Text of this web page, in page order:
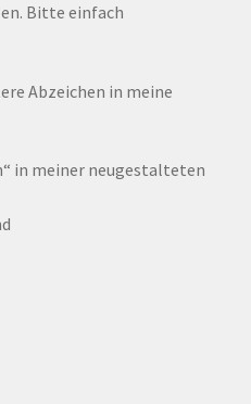
Bitte einfach
Abzeichen in meine
in meiner neugestalteten